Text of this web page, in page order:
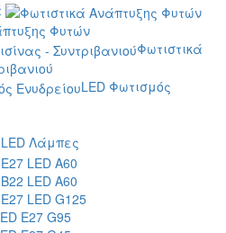
Φυτών
Φωτιστικά
LED Φωτισμός
LED Λάμπες
LED A60
LED A60
LED G125
E27 G95